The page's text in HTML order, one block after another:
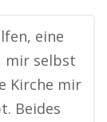
eine
mir selbst
Kirche mir
Beides